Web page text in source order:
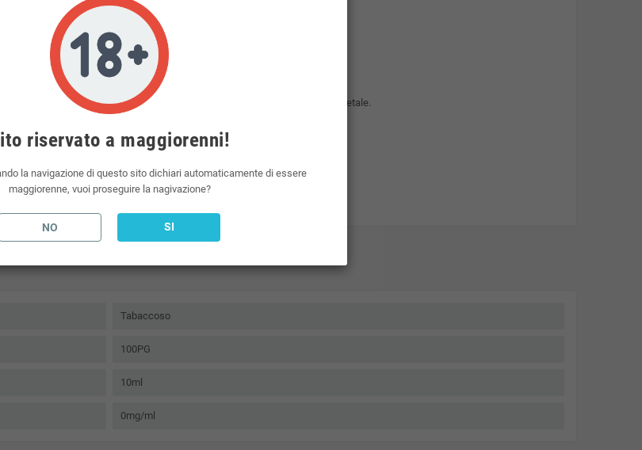
scomposto.
sul mercato. Vaporart è un marchio del mondo dello svapo.
base alle vostre esigenze.
otterrà un gusto intenso con una maggiore percentuale di glicerolo vegetale.
per sigarette elettroniche, aromi e basi neutre per sigaretta elettronica.
Tabaccoso
100PG
10ml
0mg/ml
riservato a maggiorenni!
la navigazione di questo sito dichiari automaticamente di essere
maggiorenne, vuoi proseguire la nagivazione?
NO SI